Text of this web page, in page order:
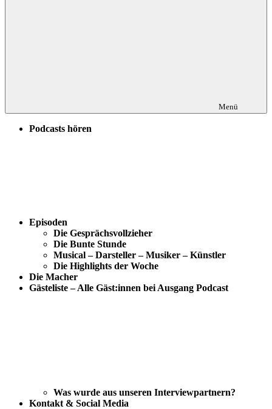
Menü
Podcasts hören
Episoden
Die Gesprächsvollzieher
Die Bunte Stunde
Musical – Darsteller – Musiker – Künstler
Die Highlights der Woche
Die Macher
Gästeliste – Alle Gäst:innen bei Ausgang Podcast
Was wurde aus unseren Interviewpartnern?
Kontakt & Social Media